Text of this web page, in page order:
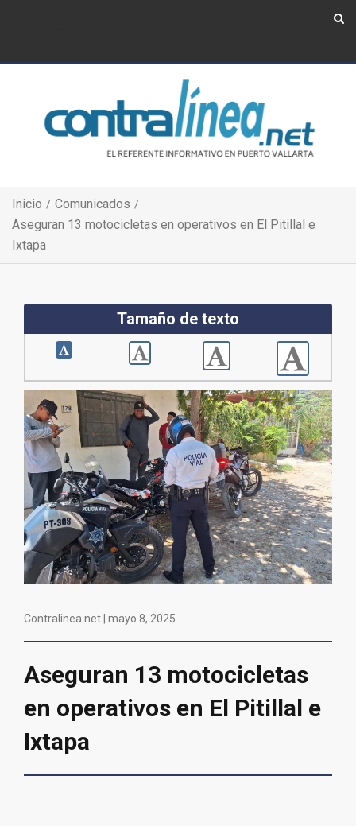
Inicio
Comunicados
Aseguran 13 motocicletas en operativos en El Pitillal e
Ixtapa
Tamaño de texto
Contralinea net | mayo 8, 2025
Aseguran 13 motocicletas
en operativos en El Pitillal e
Ixtapa